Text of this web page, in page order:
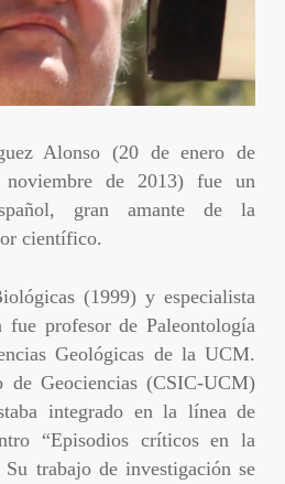
Alonso (20 de enero de
de 2013) fue un
gran amante de la
científico.
(1999) y especialista
profesor de Paleontología
Geológicas de la UCM.
Geociencias (CSIC-UCM)
integrado en la línea de
“Episodios críticos en la
trabajo de investigación se